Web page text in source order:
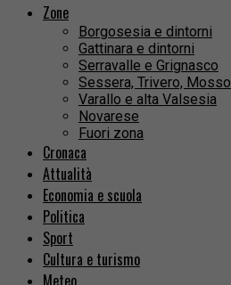
Zone
Borgosesia e dintorni
Gattinara e dintorni
Serravalle e Grignasco
Sessera, Trivero, Mosso
Varallo e alta Valsesia
Novarese
Fuori zona
Cronaca
Attualità
Economia e scuola
Politica
Sport
Cultura e turismo
Meteo